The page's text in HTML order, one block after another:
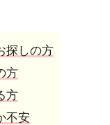
探しの方
方
方
不安